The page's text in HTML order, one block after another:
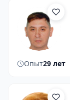
Опыт29 лет